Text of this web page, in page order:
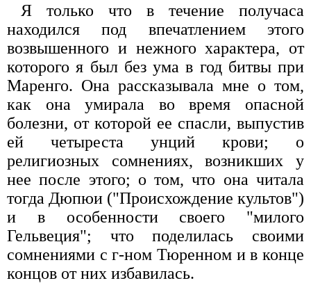
Я только что в течение получаса
находился под впечатлением этого
возвышенного и нежного характера, от
которого я был без ума в год битвы при
Маренго. Она рассказывала мне о том,
как она умирала во время опасной
болезни, от которой ее спасли, выпустив
ей четыреста унций крови; о
религиозных сомнениях, возникших у
нее после этого; о том, что она читала
тогда Дюпюи ("Происхождение культов")
и в особенности своего "милого
Гельвеция"; что поделилась своими
сомнениями с г-ном Тюренном и в конце
концов от них избавилась.